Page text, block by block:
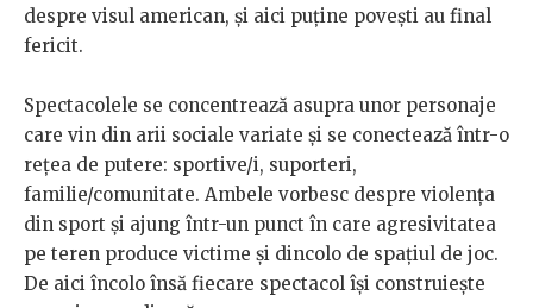
despre visul american, și aici puține povești au final
fericit.
Spectacolele se concentrează asupra unor personaje
care vin din arii sociale variate și se conectează într-o
rețea de putere: sportive/i, suporteri,
familie/comunitate. Ambele vorbesc despre violența
din sport și ajung într-un punct în care agresivitatea
pe teren produce victime și dincolo de spațiul de joc.
De aici încolo însă fiecare spectacol își construiește